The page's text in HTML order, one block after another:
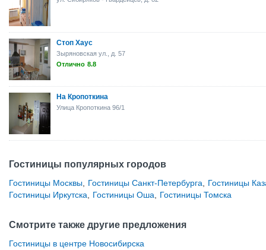
Стоп Хаус
Зыряновская ул., д. 57
Отлично 8.8
На Кропоткина
Улица Кропоткина 96/1
Гостиницы популярных городов
Гостиницы Москвы Гостиницы Санкт-Петербурга
Гостиницы
Гостиницы Иркутска
Гостиницы Оша Гостиницы Томска
Смотрите также другие предложения
Гостиницы в центре Новосибирска